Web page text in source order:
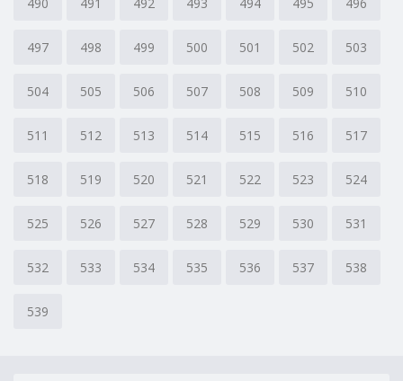
497 498 499 500 501 502 503
504 505 506 507 508 509 510
511 512 513 514 515 516 517
518 519 520 521 522 523 524
525 526 527 528 529 530 531
532 533 534 535 536 537 538
539